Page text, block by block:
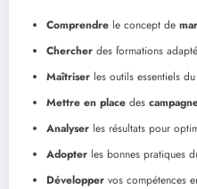
Comprendre le concept de
Chercher des formations
Maîtriser les outils essentiels
Mettre en place des
Analyser les résultats pour
Adopter les bonnes pratiques
Développer vos compétences